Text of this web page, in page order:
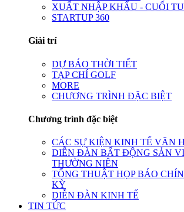
XUẤT NHẬP KHẨU - CUỐI
STARTUP 360
Giải trí
DỰ BÁO THỜI TIẾT
TẠP CHÍ GOLF
MORE
CHƯƠNG TRÌNH ĐẶC BIỆT
Chương trình đặc biệt
CÁC SỰ KIỆN KINH TẾ VĂN
DIỄN ĐÀN BẤT ĐỘNG SẢN
THƯỜNG NIÊN
TỔNG THUẬT HỌP BÁO
KỲ
DIỄN ĐÀN KINH TẾ
TIN TỨC